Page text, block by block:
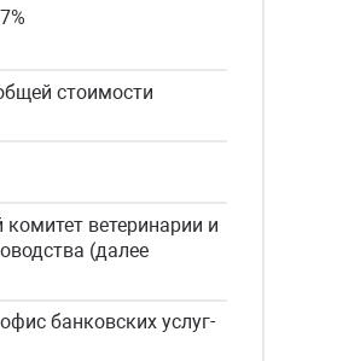
стоимости
комитет ветеринарии и
(далее
банковских услуг-